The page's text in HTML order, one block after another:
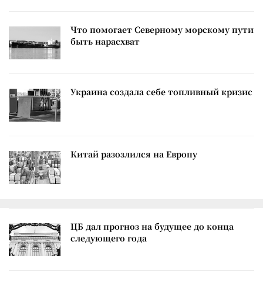
Что помогает Северному морскому пути
быть нарасхват
Украина создала себе топливный кризис
Китай разозлился на Европу
ЦБ дал прогноз на будущее до конца
следующего года